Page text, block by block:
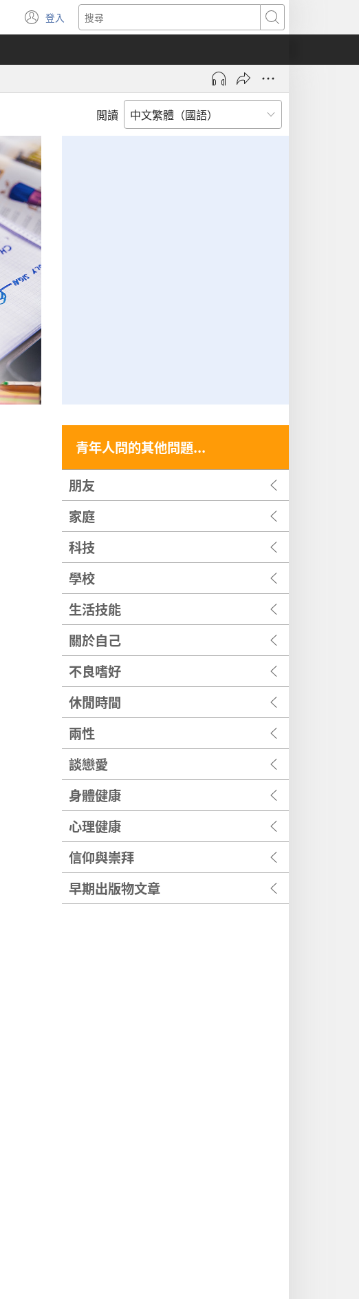
登入
（開
啟
視
搜
尋
閲讀
青年人問的其他問題...
朋友
家庭
科技
學校
生活技能
關於自己
不良嗜好
休閒時間
兩性
談戀愛
身體健康
心理健康
信仰與崇拜
早期出版物文章